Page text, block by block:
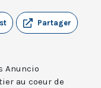
Partager
Anuncio
au coeur de